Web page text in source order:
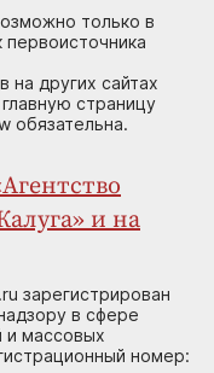
только в
первоисточника
на других сайтах
страницу
обязательна.
и на
зарегистрирован
в сфере
и массовых
номер: